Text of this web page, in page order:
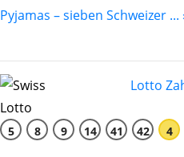
Pyjamas – sieben Schweizer ...
Lotto
5 8 9 14 41 42 4